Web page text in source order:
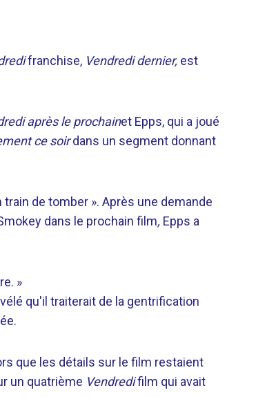
franchise, Vendredi dernier, est
après le prochainet Epps, qui a joué
ce soirdans un segment donnant
de tomber ». Après une demande
dans le prochain film, Epps a
»
qu'il traiterait de la gentrification
que les détails sur le film restaient
un quatrième Vendredifilm qui avait